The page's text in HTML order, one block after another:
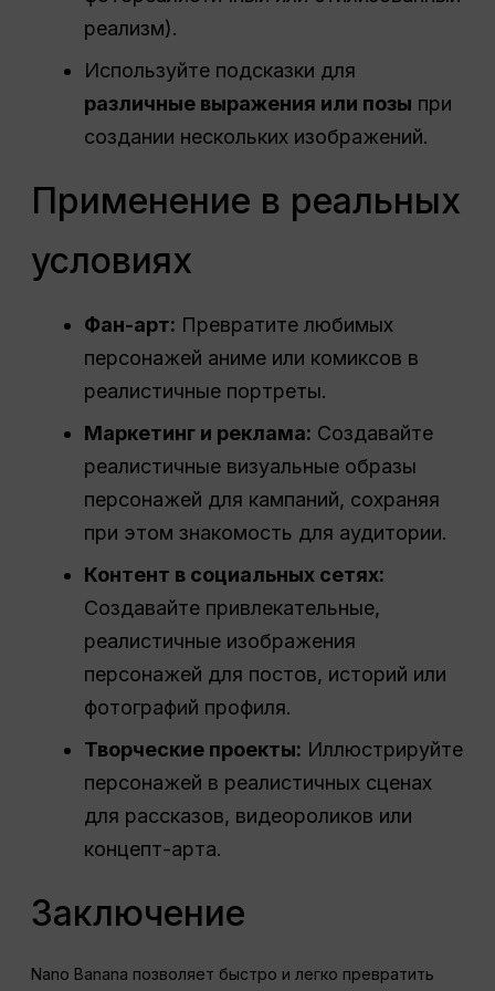
реализм).
Используйте подсказки для
различные выражения или позы при
создании нескольких изображений.
Применение в реальных
условиях
Фан-арт: Превратите любимых
персонажей аниме или комиксов в
реалистичные портреты.
Маркетинг и реклама: Создавайте
реалистичные визуальные образы
персонажей для кампаний, сохраняя
при этом знакомость для аудитории.
Контент в социальных сетях:
Создавайте привлекательные,
реалистичные изображения
персонажей для постов, историй или
фотографий профиля.
Творческие проекты: Иллюстрируйте
персонажей в реалистичных сценах
для рассказов, видеороликов или
концепт-арта.
Заключение
Nano Banana позволяет быстро и легко превратить